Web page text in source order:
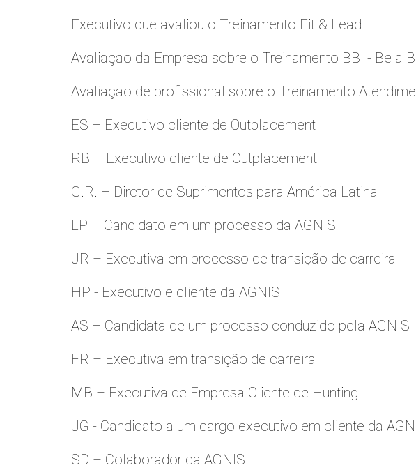
Executivo que avaliou o Treinamento Fit & Lead
Avaliaçao da Empresa sobre o Treinamento BBI - Be a
Avaliaçao de profissional sobre o Treinamento
ES – Executivo cliente de Outplacement
RB – Executivo cliente de Outplacement
G.R. – Diretor de Suprimentos para América Latina
LP – Candidato em um processo da AGNIS
JR – Executiva em processo de transição de carreira
HP - Executivo e cliente da AGNIS
AS – Candidata de um processo conduzido pela AGNIS
FR – Executiva em transição de carreira
MB – Executiva de Empresa Cliente de Hunting
JG - Candidato a um cargo executivo em cliente da
SD – Colaborador da AGNIS